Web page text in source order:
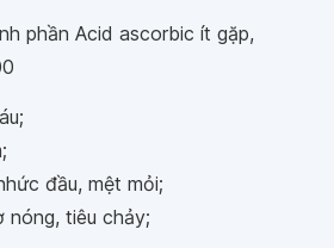
phần Acid ascorbic ít gặp,
đầu, mệt mỏi;
nóng, tiêu chảy;